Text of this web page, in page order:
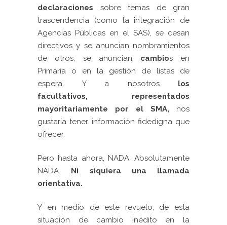
declaraciones sobre temas de gran
trascendencia (como la integración de
Agencias Públicas en el SAS), se cesan
directivos y se anuncian nombramientos
de otros, se anuncian cambios en
Primaria o en la gestión de listas de
espera. Y a nosotros los
facultativos, representados
mayoritariamente por el SMA, nos
gustaría tener información fidedigna que
ofrecer.
Pero hasta ahora, NADA. Absolutamente
NADA. Ni siquiera una llamada
orientativa.
Y en medio de este revuelo, de esta
situación de cambio inédito en la